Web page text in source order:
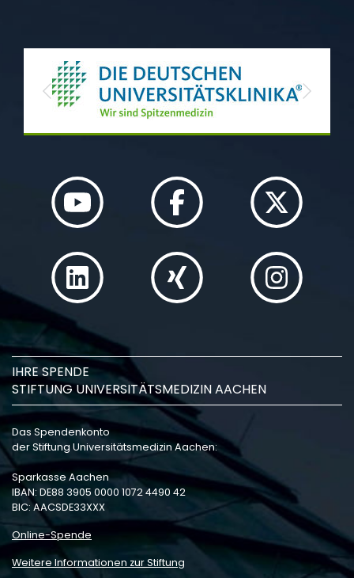
Previous Next
IHRE SPENDE
STIFTUNG UNIVERSITÄTSMEDIZIN AACHEN
Das Spendenkonto
der Stiftung Universitätsmedizin Aachen:
Sparkasse Aachen
IBAN: DE88 3905 0000 1072 4490 42
BIC: AACSDE33XXX
Online-Spende
Weitere Informationen zur Stiftung